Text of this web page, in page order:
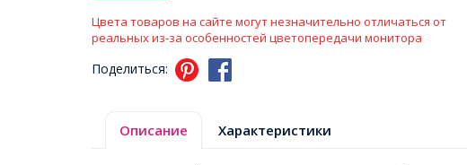
Цвета товаров на сайте могут незначительно отличаться от
реальных из-за особенностей цветопередачи монитора
Поделиться:
Описание Характеристики